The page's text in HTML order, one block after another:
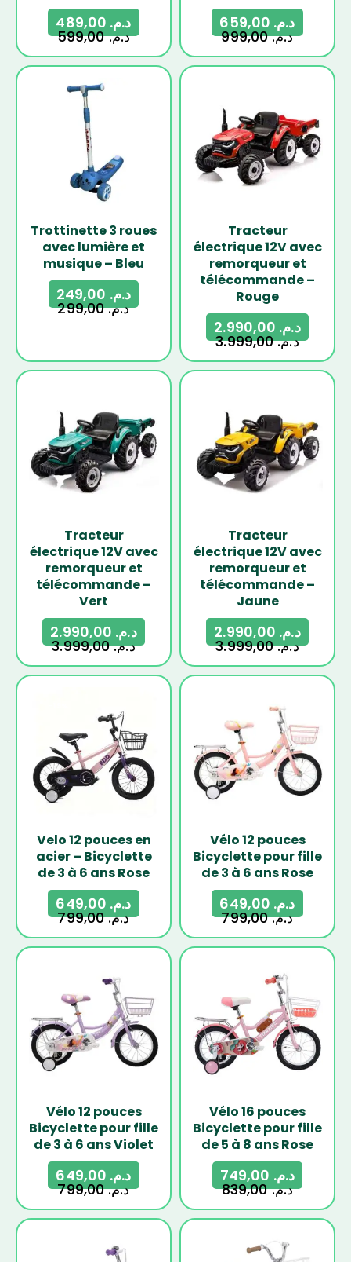
د.م.599,00
د.م.
د.م.999,00
د.م.
Trottinette 3 roues
avec lumière et
musique – Bleu
د.م.299,00
د.م.
Tracteur
électrique 12V avec
remorqueur et
télécommande –
Rouge
د.م.3.999,00
د.م.
Tracteur
électrique 12V avec
remorqueur et
télécommande –
Vert
د.م.3.999,00
د.م.
Tracteur
électrique 12V avec
remorqueur et
télécommande –
Jaune
د.م.3.999,00
د.م.
Velo 12 pouces en
acier – Bicyclette
de 3 à 6 ans Rose
د.م.799,00
د.م.
Vélo 12 pouces
Bicyclette pour fille
de 3 à 6 ans Rose
د.م.799,00
د.م.
Vélo 12 pouces
Bicyclette pour fille
de 3 à 6 ans Violet
د.م.799,00
د.م.
Vélo 16 pouces
Bicyclette pour fille
de 5 à 8 ans Rose
د.م.839,00
د.م.